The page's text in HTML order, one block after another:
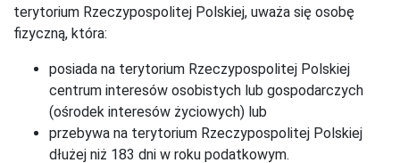
terytorium Rzeczypospolitej Polskiej, uważa się osobę
fizyczną, która:
posiada na terytorium Rzeczypospolitej Polskiej
centrum interesów osobistych lub gospodarczych
(ośrodek interesów życiowych) lub
przebywa na terytorium Rzeczypospolitej Polskiej
dłużej niż 183 dni w roku podatkowym.